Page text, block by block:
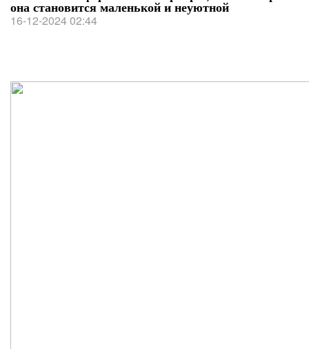
она становится маленькой и неуютной
16-12-2024 02:44